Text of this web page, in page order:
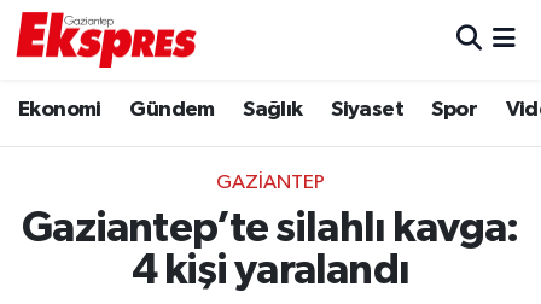
Ekonomi Gündem Sağlık Siyaset Spor
GAZIANTEP
Gaziantep’te silahlı kavga:
4 kişi yaralandı
Ekonomi
Gaziantep son dakika
Trafik Durumu
Puan Durumu ve Fikstür
Tüm Manşetler